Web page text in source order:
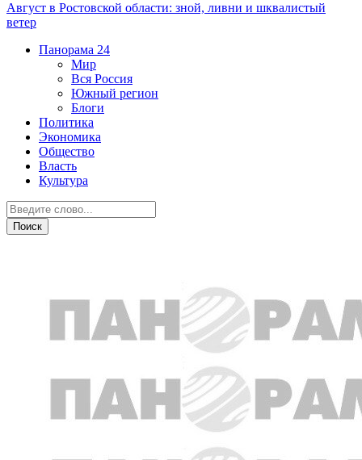
Август в Ростовской области: зной, ливни и шквалистый
ветер
Панорама 24
Мир
Вся Россия
Южный регион
Блоги
Политика
Экономика
Общество
Власть
Культура